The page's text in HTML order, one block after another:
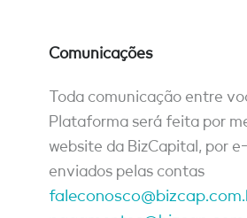
Comunicações
Toda comunicação entre
Plataforma será feita por
website da BizCapital, por
enviados pelas contas